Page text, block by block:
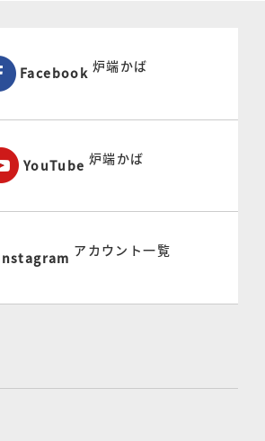
Facebook 炉端かば
YouTube 炉端かば
アカウント一覧